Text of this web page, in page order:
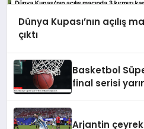
Dünya Kupası’nın açılış
çıktı
Basketbol
final serisi
Arjantin çeyrek